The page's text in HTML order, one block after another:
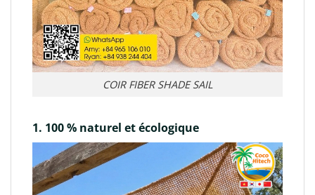
COIR FIBER SHADE SAIL
1. 100 % naturel et écologique